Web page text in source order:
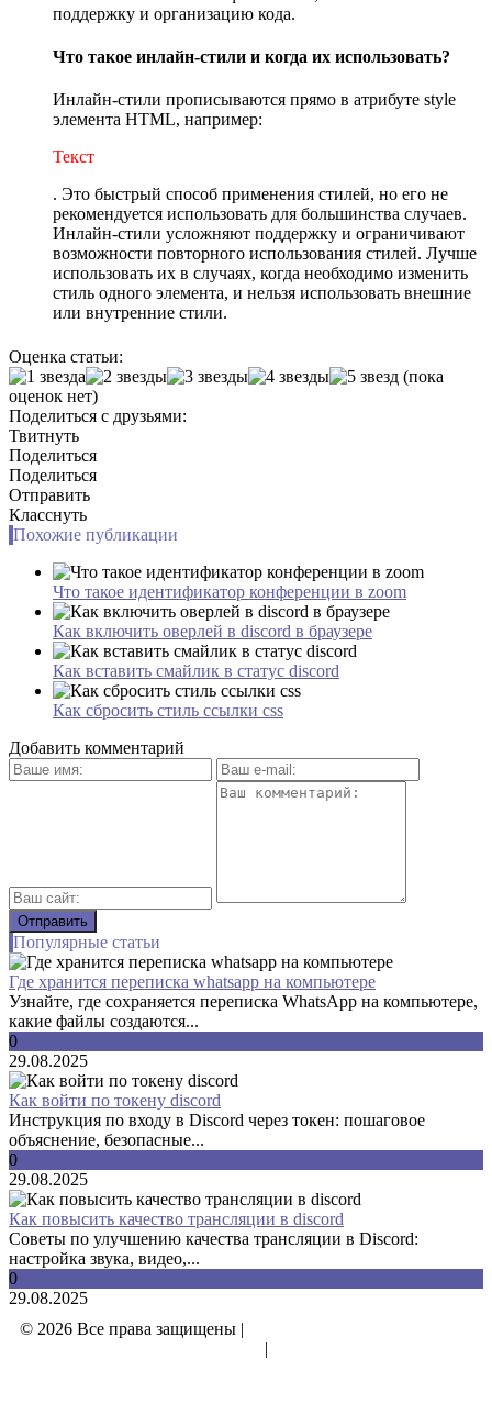
поддержку и организацию кода.
Что такое инлайн-стили и когда их использовать?
Инлайн-стили прописываются прямо в атрибуте style
элемента HTML, например:
Текст
. Это быстрый способ применения стилей, но его не
рекомендуется использовать для большинства случаев.
Инлайн-стили усложняют поддержку и ограничивают
возможности повторного использования стилей. Лучше
использовать их в случаях, когда необходимо изменить
стиль одного элемента, и нельзя использовать внешние
или внутренние стили.
Оценка статьи:
(пока
оценок нет)
Поделиться с друзьями:
Твитнуть
Поделиться
Поделиться
Отправить
Класснуть
Похожие публикации
Что такое идентификатор конференции в zoom
Как включить оверлей в discord в браузере
Как вставить смайлик в статус discord
Как сбросить стиль ссылки css
Добавить комментарий
Популярные статьи
Где хранится переписка whatsapp на компьютере
Узнайте, где сохраняется переписка WhatsApp на компьютере,
какие файлы создаются...
0
29.08.2025
Как войти по токену discord
Инструкция по входу в Discord через токен: пошаговое
объяснение, безопасные...
0
29.08.2025
Как повысить качество трансляции в discord
Советы по улучшению качества трансляции в Discord:
настройка звука, видео,...
0
29.08.2025
© 2026 Все права защищены |
|